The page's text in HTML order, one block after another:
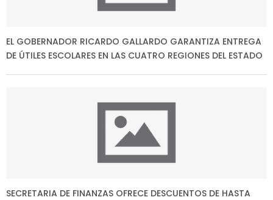
EL GOBERNADOR RICARDO GALLARDO GARANTIZA ENTREGA
DE ÚTILES ESCOLARES EN LAS CUATRO REGIONES DEL ESTADO
SECRETARIA DE FINANZAS OFRECE DESCUENTOS DE HASTA